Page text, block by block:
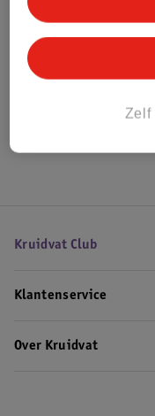
Bekijk ook
Kruidvat Club
Klantenservice
Over Kruidvat
Zelf